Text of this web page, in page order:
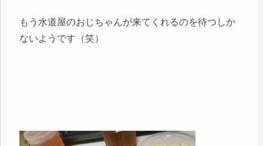
もう水道屋のおじちゃんが来てくれるのを待つしか
ないようです（笑）